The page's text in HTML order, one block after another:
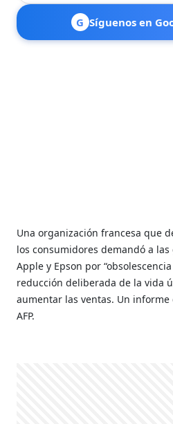
G Síguenos en
Una organización francesa que
los consumidores demandó a
Apple y Epson por
reducción deliberada de la vida
aumentar las ventas. Un
AFP.